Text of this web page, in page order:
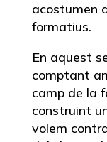
acostumen
formatius.
En aquest
comptant
camp de la
construint
volem